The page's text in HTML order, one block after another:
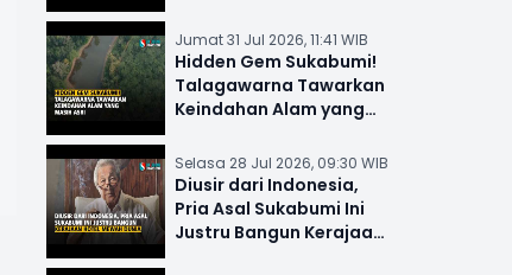
Jumat 31 Jul 2026, 11:41 WIB
Hidden Gem Sukabumi!
Talagawarna Tawarkan
Keindahan Alam yang
Selasa 28 Jul 2026, 09:30 WIB
Diusir dari Indonesia,
Pria Asal Sukabumi Ini
Justru Bangun Kerajaan